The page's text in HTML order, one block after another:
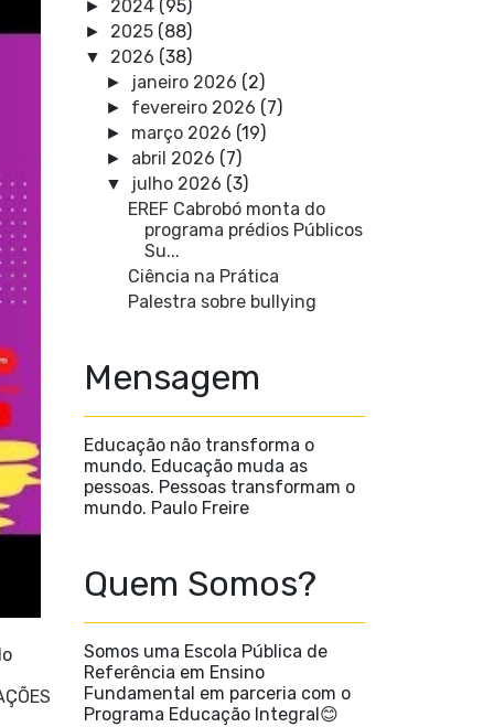
► 2024 (95)
► 2025 (88)
▼ 2026 (38)
► janeiro 2026 (2)
► fevereiro 2026 (7)
► março 2026 (19)
► abril 2026 (7)
▼ julho 2026 (3)
EREF Cabrobó monta do
programa prédios Públicos
Su...
Ciência na Prática
Palestra sobre bullying
Mensagem
Educação não transforma o
mundo. Educação muda as
pessoas. Pessoas transformam o
mundo. Paulo Freire
Quem Somos?
Somos uma Escola Pública de
Referência em Ensino
Fundamental em parceria com o
Programa Educação Integral😊